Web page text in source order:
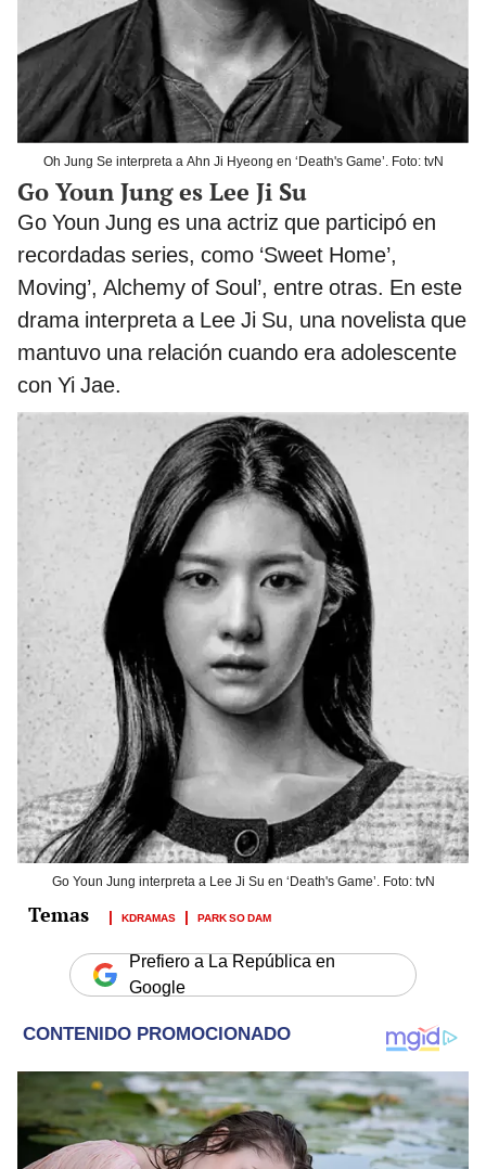
Oh Jung Se interpreta a Ahn Ji Hyeong en ‘Death's Game’. Foto: tvN
Go Youn Jung es Lee Ji Su
Go Youn Jung es una actriz que participó en
recordadas series, como ‘Sweet Home’,
Moving’, Alchemy of Soul’, entre otras. En este
drama interpreta a Lee Ji Su, una novelista que
mantuvo una relación cuando era adolescente
con Yi Jae.
Go Youn Jung interpreta a Lee Ji Su en ‘Death's Game’. Foto: tvN
KDRAMAS PARK SO DAM
Prefiero a La República en
Google